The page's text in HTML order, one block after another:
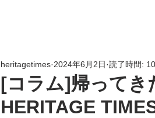
[コラム]帰ってき
HERITAGE
heritagetimes 2024年6月2日 読了時間: